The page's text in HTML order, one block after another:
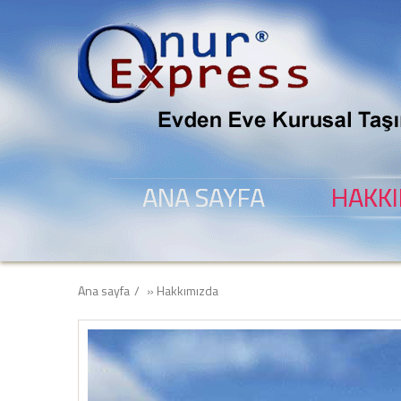
ANA SAYFA
Ana sayfa » Hakkımızda